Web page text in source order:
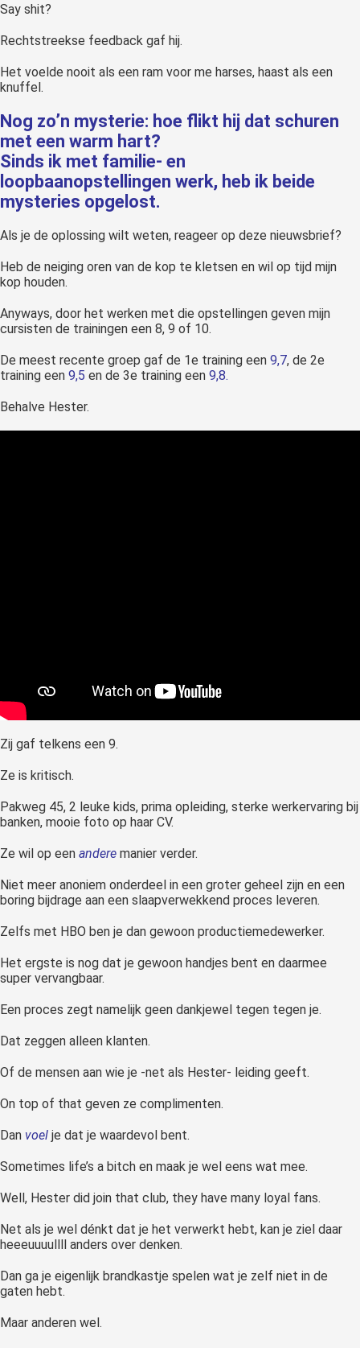
Say shit?
Rechtstreekse feedback gaf hij.
Het voelde nooit als een ram voor me harses, haast als een
knuffel.
Nog zo’n mysterie: hoe flikt hij dat schuren
met een warm hart?
Sinds ik met familie- en
loopbaanopstellingen werk, heb ik beide
mysteries opgelost.
Als je de oplossing wilt weten, reageer op deze nieuwsbrief?
Heb de neiging oren van de kop te kletsen en wil op tijd mijn
kop houden.
Anyways, door het werken met die opstellingen geven mijn
cursisten de trainingen een 8, 9 of 10.
De meest recente groep gaf de 1e training een 9,7, de 2e
training een 9,5 en de 3e training een 9,8.
Behalve Hester.
Zij gaf telkens een 9.
Ze is kritisch.
Pakweg 45, 2 leuke kids, prima opleiding, sterke werkervaring bij
banken, mooie foto op haar CV.
Ze wil op een andere manier verder.
Niet meer anoniem onderdeel in een groter geheel zijn en een
boring bijdrage aan een slaapverwekkend proces leveren.
Zelfs met HBO ben je dan gewoon productiemedewerker.
Het ergste is nog dat je gewoon handjes bent en daarmee
super vervangbaar.
Een proces zegt namelijk geen dankjewel tegen tegen je.
Dat zeggen alleen klanten.
Of de mensen aan wie je -net als Hester- leiding geeft.
On top of that geven ze complimenten.
Dan voel je dat je waardevol bent.
Sometimes life’s a bitch en maak je wel eens wat mee.
Well, Hester did join that club, they have many loyal fans.
Net als je wel dénkt dat je het verwerkt hebt, kan je ziel daar
heeeuuuullll anders over denken.
Dan ga je eigenlijk brandkastje spelen wat je zelf niet in de
gaten hebt.
Maar anderen wel.